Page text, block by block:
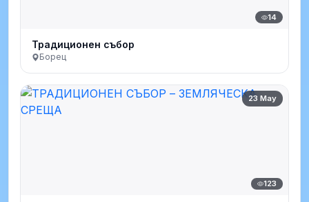
14
Традиционен събор
Борец
23 May
123